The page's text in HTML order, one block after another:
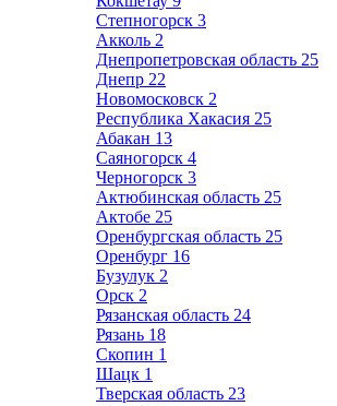
Степногорск 3
Акколь 2
Днепропетровская область 25
Днепр 22
Новомосковск 2
Республика Хакасия 25
Абакан 13
Саяногорск 4
Черногорск 3
Актюбинская область 25
Актобе 25
Оренбургская область 25
Оренбург 16
Бузулук 2
Орск 2
Рязанская область 24
Рязань 18
Скопин 1
Шацк 1
Тверская область 23